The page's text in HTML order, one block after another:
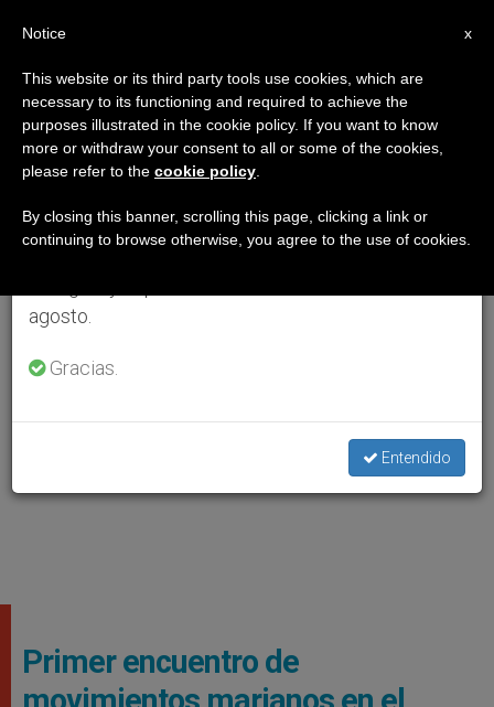
Primer encuentro de
×
Aviso importante
Del 27 de julio al 7 de agosto haremos la pausa
anual, aprovechando que en el periodo de verano
se generan menos informaciones y también el
agosto.
Gracias.
Entendido
x
Notice
This website or its third party tools use cookies, which are
necessary to its functioning and required to achieve the
purposes illustrated in the cookie policy. If you want to know
more or withdraw your consent to all or some of the cookies,
please refer to the cookie policy
By closing this banner, scrolling this page, clicking a link or
continuing to browse otherwise, you agree to the use of cookies.